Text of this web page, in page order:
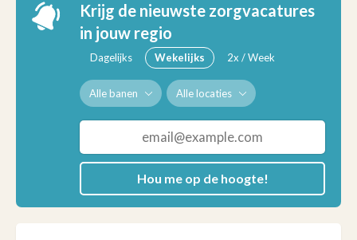
Krijg de nieuwste zorgvacatures
in jouw regio
Dagelijks Wekelijks 2x / Week
Alle banen Alle locaties
Hou me op de hoogte!